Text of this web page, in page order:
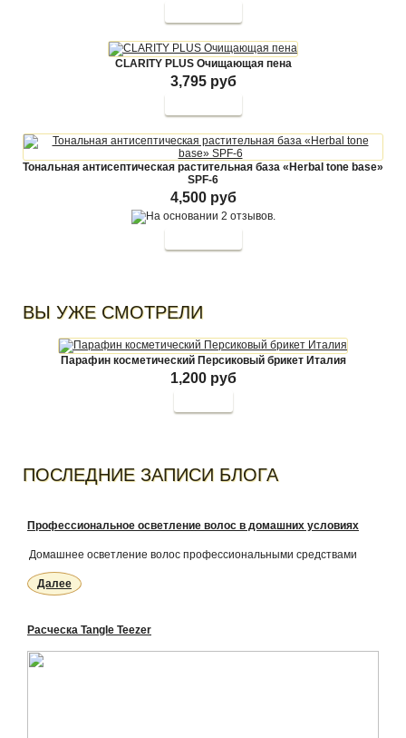
CLARITY PLUS Очищающая пена
3,795 руб
Тональная антисептическая растительная база «Herbal tone base»
SPF-6
4,500 руб
ВЫ УЖЕ СМОТРЕЛИ
Парафин косметический Персиковый брикет Италия
1,200 руб
ПОСЛЕДНИЕ ЗАПИСИ БЛОГА
Профессиональное осветление волос в домашних условиях
Домашнее осветление волос профессиональными средствами
Далее
Расческа Tangle Teezer